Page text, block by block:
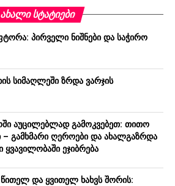
ᲐᲮᲐᲚᲘ ᲡᲢᲐᲢᲘᲔᲑᲘ
პირველი ნიშნები და საჭირო
სიმაღლეში ზრდა ვარჯის
აუცილებლად გამოკვებეთ: თითო
– გამხმარი ღეროები და ახალგაზრდა
ეჯიბრება
წითელ და ყვითელ ხახვს შორის: